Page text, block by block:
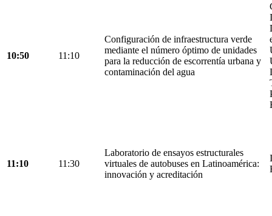
10:50 11:10
Configuración de infraestructura verde
mediante el número óptimo de unidades
para la reducción de escorrentía urbana y
contaminación del agua
11:10 11:30
Laboratorio de ensayos estructurales
virtuales de autobuses en Latinoamérica:
innovación y acreditación